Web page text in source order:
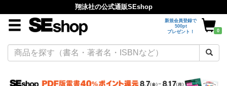
翔泳社の公式通販SEshop
新規会員登録で
500pt
プレゼント！
0